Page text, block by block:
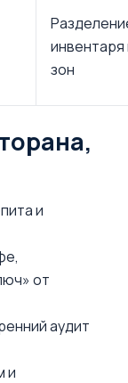
инвентаря
зон
и
от
аудит
и